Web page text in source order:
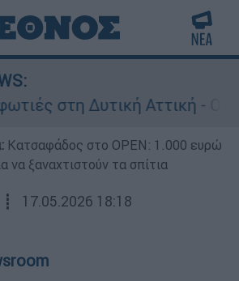
στη Δυτική Αττική - Οι
Κατσαφάδος στο OPEN: 1.000 ευρώ
να ξαναχτιστούν τα σπίτια
┋ 17.05.2026 18:18